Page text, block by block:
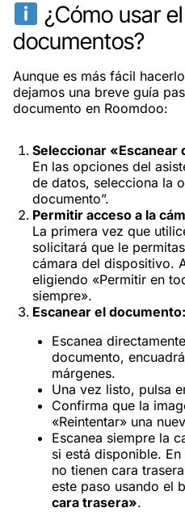
¿Cómo usar
documentos?
Aunque es más fácil
dejamos una breve guía
documento en Roomdoo:
Seleccionar «Escanear
En las opciones del
de datos, selecciona la
documento”.
Permitir acceso a la
La primera vez que
solicitará que le
cámara del dispositivo.
eligiendo «Permitir en
siempre».
Escanear el documento:
Escanea
documento,
márgenes.
Una vez listo, pulsa
Confirma que la
«Reintentar» una
Escanea siempre la
si está disponible.
no tienen cara
este paso usando el
cara trasera».